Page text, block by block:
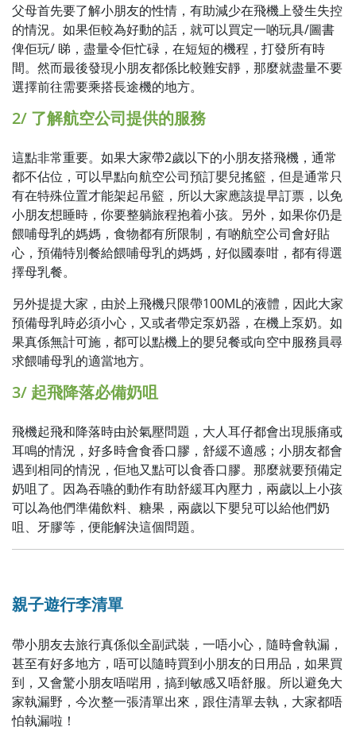
父母首先要了解小朋友的性情，有助減少在飛機上發生失控
的情況。如果佢較為好動的話，就可以買定一啲玩具/圖書
俾佢玩/ 睇，盡量令佢忙碌，在短短的機程，打發所有時
間。然而最後發現小朋友都係比較難安靜，那麼就盡量不要
選擇前往需要乘搭長途機的地方。
2/ 了解航空公司提供的服務
這點非常重要。如果大家帶2歲以下的小朋友搭飛機，通常
都不佔位，可以早點向航空公司預訂嬰兒搖籃，但是通常只
有在特殊位置才能架起吊籃，所以大家應該提早訂票，以免
小朋友想睡時，你要整躺旅程抱着小孩。另外，如果你仍是
餵哺母乳的媽媽，食物都有所限制，有啲航空公司會好貼
心，預備特別餐給餵哺母乳的媽媽，好似國泰咁，都有得選
擇母乳餐。
另外提提大家，由於上飛機只限帶100ML的液體，因此大家
預備母乳時必須小心，又或者帶定泵奶器，在機上泵奶。如
果真係無計可施，都可以點機上的嬰兒餐或向空中服務員尋
求餵哺母乳的適當地方。
3/ 起飛降落必備奶咀
飛機起飛和降落時由於氣壓問題，大人耳仔都會出現脹痛或
耳鳴的情況，好多時會食香口膠，舒緩不適感；小朋友都會
遇到相同的情況，佢地又點可以食香口膠。那麼就要預備定
奶咀了。因為吞嚥的動作有助舒緩耳內壓力，兩歲以上小孩
可以為他們準備飲料、糖果，兩歲以下嬰兒可以給他們奶
咀、牙膠等，便能解決這個問題。
親子遊行李清單
帶小朋友去旅行真係似全副武裝，一唔小心，隨時會執漏，
甚至有好多地方，唔可以隨時買到小朋友的日用品，如果買
到，又會驚小朋友唔啱用，搞到敏感又唔舒服。所以避免大
家執漏野，今次整一張清單出來，跟住清單去執，大家都唔
怕執漏啦！